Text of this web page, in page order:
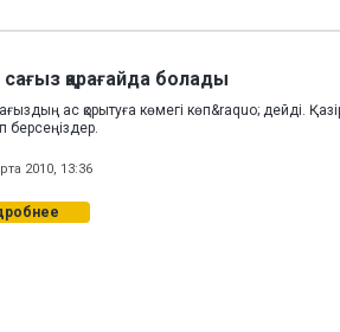
қарағайда болады
ас қорытуға көмегі көп&raquo; дейді.
берсеңіздер.
2010, 13:36